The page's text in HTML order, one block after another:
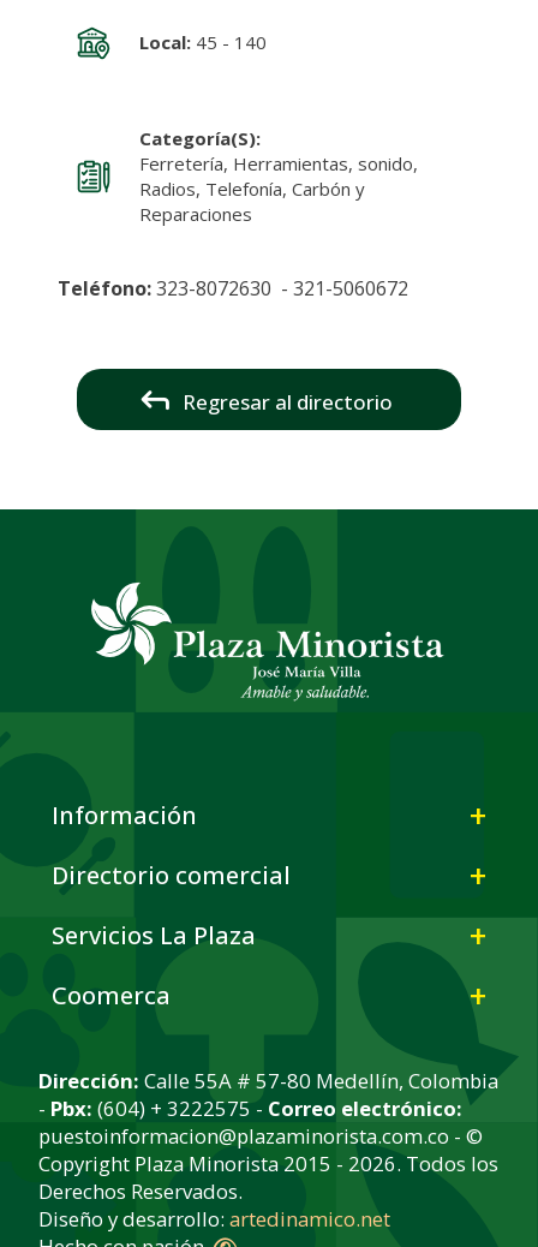
Local:45 - 140
Categoría(s):
Ferretería, Herramientas, sonido,
Radios, Telefonía, Carbón y
Reparaciones
Teléfono:323-8072630 - 321-5060672
Regresar al directorio
Información
Directorio comercial
Servicios La Plaza
Coomerca
Dirección: Calle 55A # 57-80 Medellín, Colombia
- Pbx: (604) + 3222575 - Correo electrónico:
puestoinformacion@plazaminorista.com.co - ©
Copyright Plaza Minorista 2015 - 2026. Todos los
Derechos Reservados.
Diseño y desarrollo:artedinamico.net